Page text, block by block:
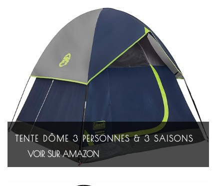
TENTE DÔME 3 PERSONNES & 3 SAISONS
VOIR SUR AMAZON